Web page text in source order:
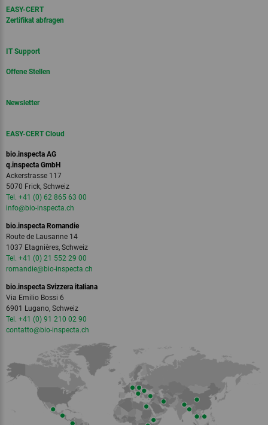
EASY-CERT
Zertifikat abfragen
IT Support
Offene Stellen
Newsletter
EASY-CERT Cloud
bio.inspecta AG
q.inspecta GmbH
Ackerstrasse 117
5070 Frick, Schweiz
Tel. +41 (0) 62 865 63 00
info@bio-inspecta.ch
bio.inspecta Romandie
Route de Lausanne 14
1037 Etagnières, Schweiz
Tel. +41 (0) 21 552 29 00
romandie@bio-inspecta.ch
bio.inspecta Svizzera italiana
Via Emilio Bossi 6
6901 Lugano, Schweiz
Tel. +41 (0) 91 210 02 90
contatto@bio-inspecta.ch